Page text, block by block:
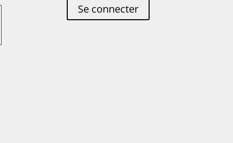
Se connecter